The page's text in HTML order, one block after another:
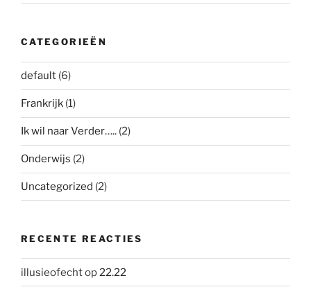
CATEGORIEËN
default (6)
Frankrijk (1)
Ik wil naar Verder….. (2)
Onderwijs (2)
Uncategorized (2)
RECENTE REACTIES
illusieofechtop22.22